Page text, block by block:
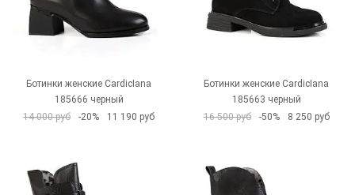
Ботинки женские CardicIana
185666 черный
14 000 руб
-20% 11 190 руб
Ботинки женские CardicIana
185663 черный
16 500 руб
-50% 8 250 руб